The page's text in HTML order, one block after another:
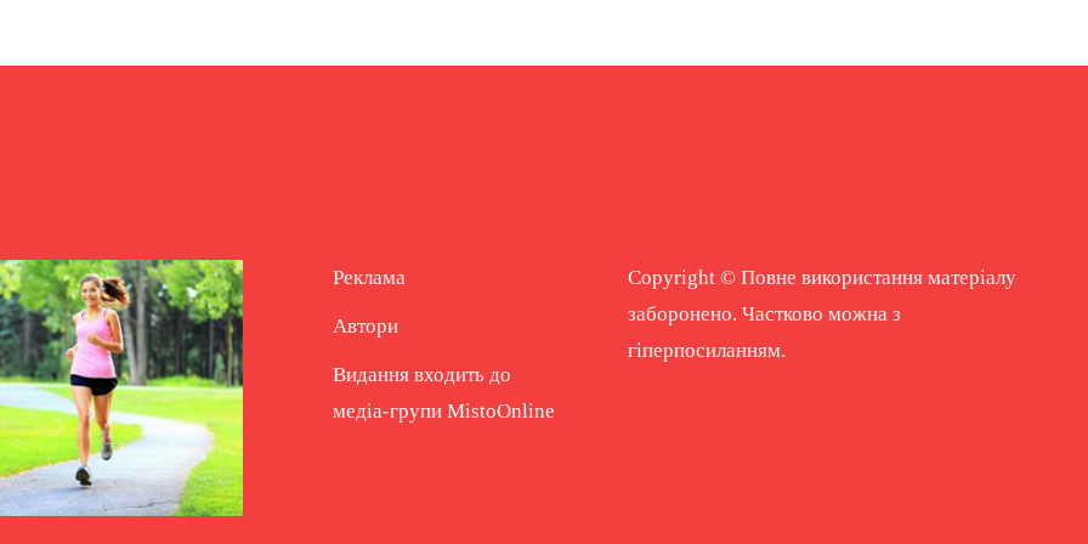
Реклама
Автори
Видання входить до
медіа-групи MistoOnline
Copyright © Повне використання матеріалу
заборонено. Частково можна з
гіперпосиланням.